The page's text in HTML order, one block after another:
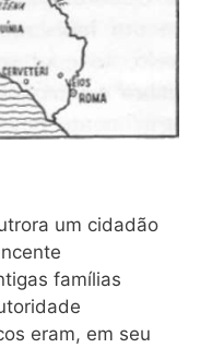
um cidadão
famílias
eram, em seu